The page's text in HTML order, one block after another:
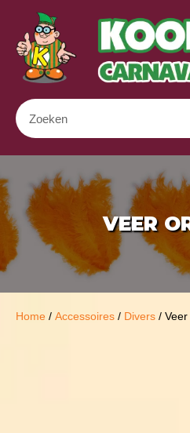
VEER
Home / Accessoires / Divers /